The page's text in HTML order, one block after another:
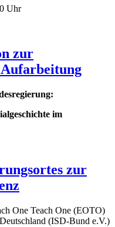
Uhr
zur
im
zur
One Teach One (EOTO)
(ISD-Bund e.V.)